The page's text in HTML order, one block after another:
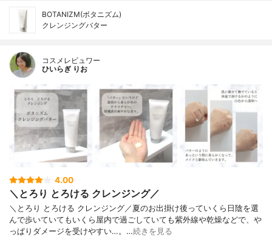
BOTANIZM(ボタニズム)
クレンジングバター
コスメレビュワー
ひいらぎ りお
4.00
＼とろり とろける クレンジング／
＼とろり とろける クレンジング／夏のお出掛け後っていくら日陰を選
んで歩いていてもいくら屋内で過ごしていても紫外線や乾燥などで、や
っぱりダメージを受けやすい…。…続きを見る